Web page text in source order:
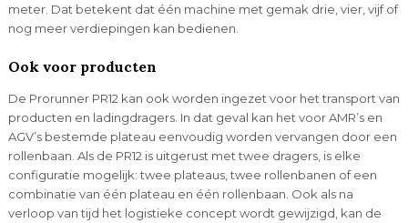
meter. Dat betekent dat één machine met gemak drie, vier, vijf of
nog meer verdiepingen kan bedienen.
Ook voor producten
De Prorunner PR12 kan ook worden ingezet voor het transport van
producten en ladingdragers. In dat geval kan het voor AMR’s en
AGV’s bestemde plateau eenvoudig worden vervangen door een
rollenbaan. Als de PR12 is uitgerust met twee dragers, is elke
configuratie mogelijk: twee plateaus, twee rollenbanen of een
combinatie van één plateau en één rollenbaan. Ook als na
verloop van tijd het logistieke concept wordt gewijzigd, kan de